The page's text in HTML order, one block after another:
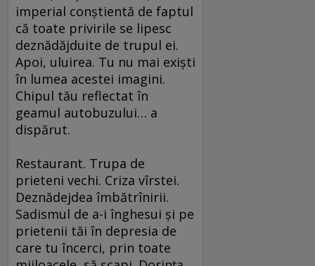
imperial conştientă de faptul
că toate privirile se lipesc
deznădăjduite de trupul ei.
Apoi, uluirea. Tu nu mai exişti
în lumea acestei imagini.
Chipul tău reflectat în
geamul autobuzului… a
dispărut.
Restaurant. Trupa de
prieteni vechi. Criza vîrstei.
Deznădejdea îmbătrînirii.
Sadismul de a-i înghesui şi pe
prietenii tăi în depresia de
care tu încerci, prin toate